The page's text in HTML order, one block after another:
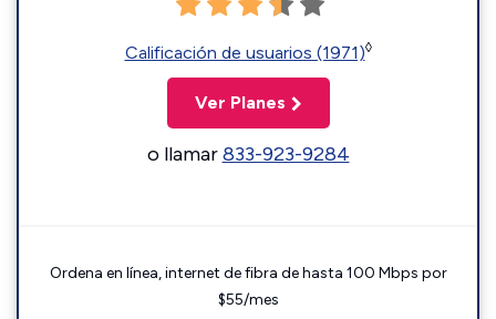
Calificación de usuarios (1971)◊
Ver Planes
o llamar833-923-9284
Ordena en línea, internet de fibra de hasta 100 Mbps por
$55/mes